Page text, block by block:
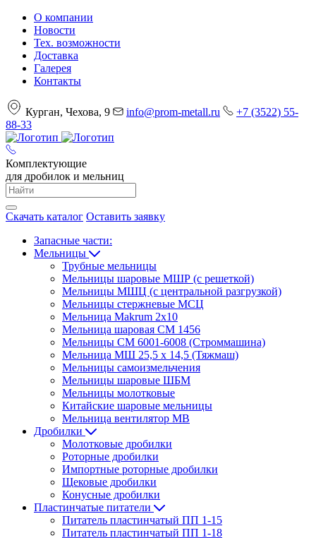
О компании
Новости
Тех. возможности
Доставка
Галерея
Контакты
Курган, Чехова, 9 info@prom-metall.ru
+7 (3522) 55-
88-33
Комплектующие
для дробилок и мельниц
Скачать каталог Оставить заявку
Запасные части:
Мельницы
Трубные мельницы
Мельницы шаровые МШР (с решеткой)
Мельницы МШЦ (с центральной разгрузкой)
Мельницы стержневые МСЦ
Мельница Makrum 2х10
Мельница шаровая СМ 1456
Мельницы СМ 6001-6008 (Строммашина)
Мельница МШ 25,5 х 14,5 (Тяжмаш)
Мельницы самоизмельчения
Мельницы шаровые ШБМ
Мельницы молотковые
Китайские шаровые мельницы
Мельница вентилятор МВ
Дробилки
Молотковые дробилки
Роторные дробилки
Импортные роторные дробилки
Щековые дробилки
Конусные дробилки
Пластинчатые питатели
Питатель пластинчатый ПП 1-15
Питатель пластинчатый ПП 1-18